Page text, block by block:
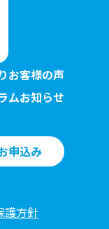
お客様の声
ムお知らせ
申込み
護方針